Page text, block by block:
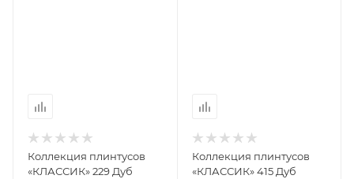
Коллекция плинтусов
«КЛАССИК» 229 Дуб
Коллекция плинтусов
«КЛАССИК» 415 Дуб